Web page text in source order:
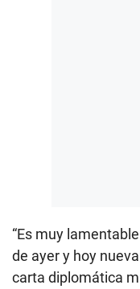
“Es muy
de ayer y hoy
carta diplomática